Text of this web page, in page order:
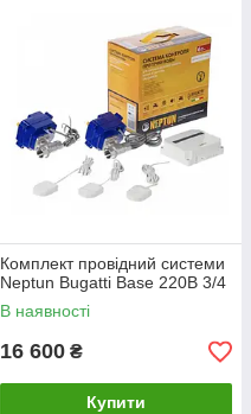
Комплект провідний системи
Neptun Bugatti Base 220B 3/4
В наявності
16 600 ₴
Купити